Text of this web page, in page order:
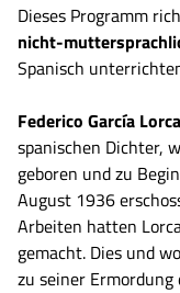
Dieses Programm
nicht-
Spanisch
Federico García Lorca
spanischen Dichter,
geboren und zu
August 1936
Arbeiten hatten
gemacht. Dies und
zu seiner